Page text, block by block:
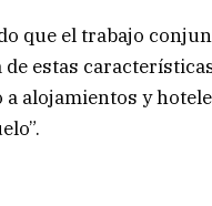
que el trabajo
de estas
alojamientos y